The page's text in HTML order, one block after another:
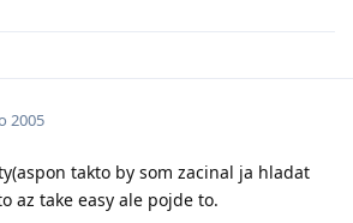
2005
takto by som zacinal ja hladat
az take easy ale pojde to.